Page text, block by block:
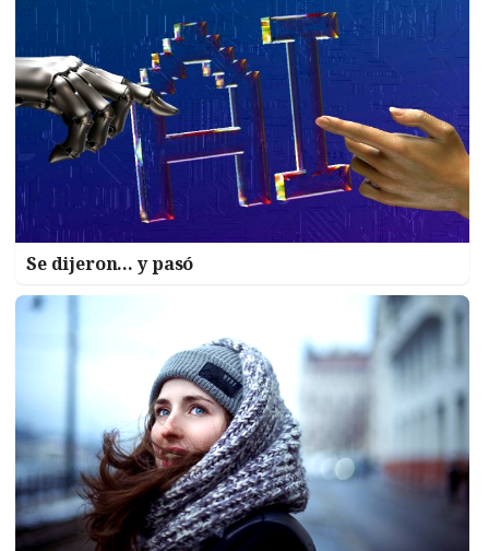
Se dijeron… y pasó